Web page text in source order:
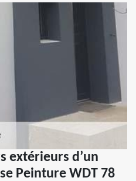
extérieurs d’un
Peinture WDT 78